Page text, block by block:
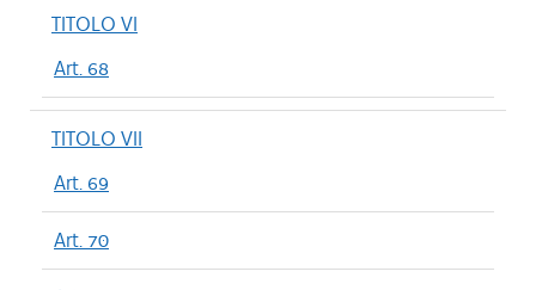
TITOLO VI
Art. 68
TITOLO VII
Art. 69
Art. 70